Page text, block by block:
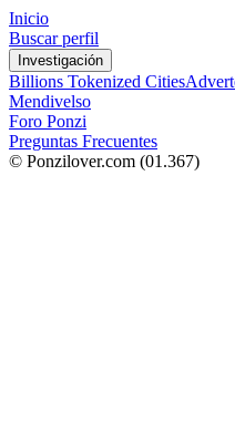
Inicio
Buscar perfil
Investigación
Billions Tokenized Cities
Mendivelso
Foro Ponzi
Preguntas Frecuentes
© Ponzilover.com (01.367)